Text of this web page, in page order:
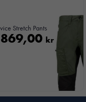
Stretch Pants
869,00 kr